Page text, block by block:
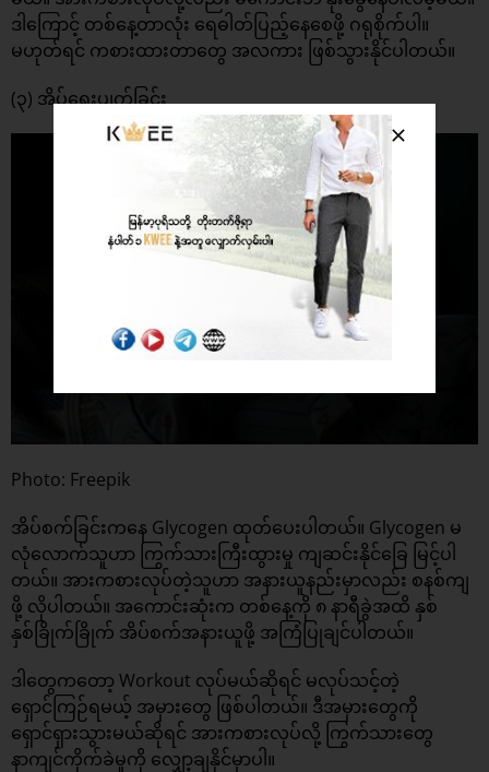
ဒါကြောင့် တစ်နေ့တာလုံး ရေဓါတ်ပြည့်နေစေဖို့ ဂရုစိုက်ပါ။
မဟုတ်ရင် ကစားထားတာတွေ အလကား ဖြစ်သွားနိုင်ပါတယ်။
(၃) အိပ်ရေးပျက်ခြင်း
Photo: Freepik
အိပ်စက်ခြင်းကနေ Glycogen ထုတ်ပေးပါတယ်။ Glycogen မ
လုံလောက်သူဟာ ကြွက်သားကြီးထွားမှု ကျဆင်းနိုင်ခြေ မြင့်ပါ
တယ်။ အားကစားလုပ်တဲ့သူဟာ အနားယူနည်းမှာလည်း စနစ်ကျ
ဖို့ လိုပါတယ်။ အကောင်းဆုံးက တစ်နေ့ကို ၈ နာရီခွဲအထိ နှစ်
နှစ်ခြိုက်ခြိုက် အိပ်စက်အနားယူဖို့ အကြံပြုချင်ပါတယ်။
ဒါတွေကတော့ Workout လုပ်မယ်ဆိုရင် မလုပ်သင့်တဲ့
ရှောင်ကြဉ်ရမယ့် အမှားတွေ ဖြစ်ပါတယ်။ ဒီအမှားတွေကို
ရှောင်ရှားသွားမယ်ဆိုရင် အားကစားလုပ်လို့ ကြွက်သားတွေ
နာကျင်ကိုက်ခဲမှုကို လျှော့ချနိုင်မှာပါ။